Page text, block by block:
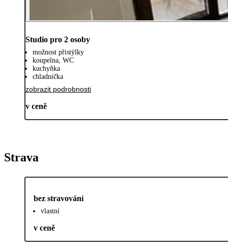
Studio pro 2 osoby
možnost přistýlky
koupelna, WC
kuchyňka
chladnička
zobrazit podrobnosti
v ceně
Strava
bez stravování
vlastní
v ceně